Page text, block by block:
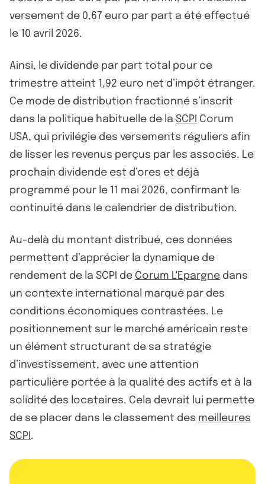
versement de 0,67 euro par part a été effectué
le 10 avril 2026.
Ainsi, le dividende par part total pour ce
trimestre atteint 1,92 euro net d’impôt étranger.
Ce mode de distribution fractionné s’inscrit
dans la politique habituelle de la SCPI Corum
USA, qui privilégie des versements réguliers afin
de lisser les revenus perçus par les associés. Le
prochain dividende est d’ores et déjà
programmé pour le 11 mai 2026, confirmant la
continuité dans le calendrier de distribution.
Au-delà du montant distribué, ces données
permettent d’apprécier la dynamique de
rendement de la SCPI de Corum L'Epargne dans
un contexte international marqué par des
conditions économiques contrastées. Le
positionnement sur le marché américain reste
un élément structurant de sa stratégie
d’investissement, avec une attention
particulière portée à la qualité des actifs et à la
solidité des locataires. Cela devrait lui permette
de se placer dans le classement des meilleures
SCPI .